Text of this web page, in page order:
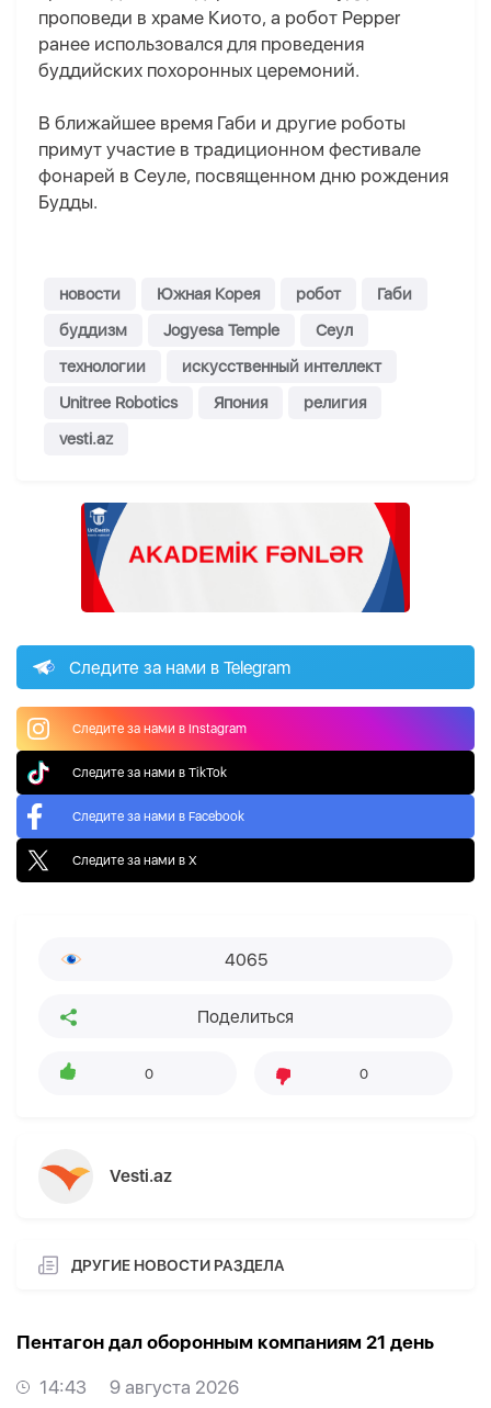
проповеди в храме Киото, а робот Pepper
ранее использовался для проведения
буддийских похоронных церемоний.
В ближайшее время Габи и другие роботы
примут участие в традиционном фестивале
фонарей в Сеуле, посвященном дню рождения
Будды.
новости Южная Корея робот
Габи
буддизм
Jogyesa Temple
Сеул
технологии
искусственный интеллект
Unitree Robotics
Япония
религия
vesti.az
Следите за нами в Telegram
Следите за нами в Instagram
Следите за нами в TikTok
Следите за нами в Facebook
Следите за нами в X
4065
Поделиться
0 0
Vesti.az
ДРУГИЕ НОВОСТИ РАЗДЕЛА
Пентагон дал оборонным компаниям 21 день
14:43
9 августа 2026